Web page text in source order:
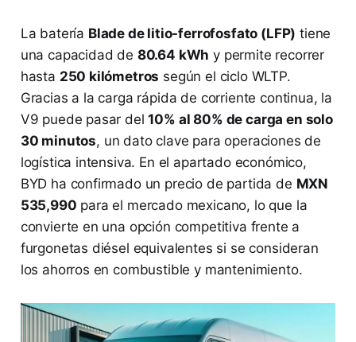
La batería Blade de litio-ferrofosfato (LFP) tiene
una capacidad de 80.64 kWh y permite recorrer
hasta 250 kilómetros según el ciclo WLTP.
Gracias a la carga rápida de corriente continua, la
V9 puede pasar del10% al 80% de carga en solo
30 minutos, un dato clave para operaciones de
logística intensiva. En el apartado económico,
BYD ha confirmado un precio de partida de MXN
535,990 para el mercado mexicano, lo que la
convierte en una opción competitiva frente a
furgonetas diésel equivalentes si se consideran
los ahorros en combustible y mantenimiento.